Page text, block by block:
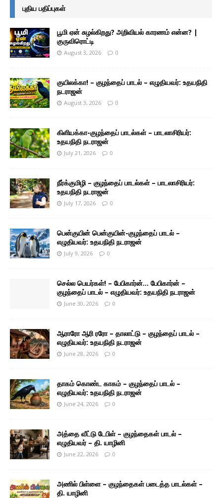
புதிய பதிப்புகள்
பூமி ஏன் சுழல்கிறது? அறிவியல் காரணம் என்ன? |
குருவிரொட்டி
August 3, 2026 0
குயிலக்கா! – குழந்தைப் பாடல் – எழுதியவர்: உதயநிதி
நடராஜன்
August 3, 2026 0
கிளியக்கா-குழந்தைப் பாடல்கள் – பாடலாசிரியர்:
உதயநிதி நடராஜன்
July 21, 2026 0
நீர்க்குமிழி – குழந்தைப் பாடல்கள் – பாடலாசிரியர்:
உதயநிதி நடராஜன்
July 17, 2026 0
பென்குயின் பென்குயின்-குழந்தைப் பாடல் –
எழுதியவர்: உதயநிதி நடராஜன்
July 9, 2026 0
செல்ல பெயர்கள்! – பேபிகார்ன்… பேபிகார்ன் –
குழந்தைப் பாடல் – எழுதியவர்: உதயநிதி நடராஜன்
June 30, 2026 0
ஆராரோ ஆரி ரரோ – தாலாட்டு – குழந்தைப் பாடல் –
எழுதியவர்: உதயநிதி நடராஜன்
June 28, 2026 0
தாகம் கொண்ட காகம் – குழந்தைப் பாடல் –
எழுதியவர்: உதயநிதி நடராஜன்
June 24, 2026 0
அத்தை வீட்டு டேபிள் – குழந்தைகள் பாடல் –
எழுதியவர் – தி. யாழினி
June 22, 2026 0
அணில் பிள்ளை – குழந்தைகள் படைத்த பாடல்கள் –
தி. யாழினி